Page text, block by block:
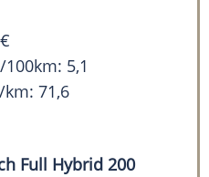
5,1
71,6
Full Hybrid 200